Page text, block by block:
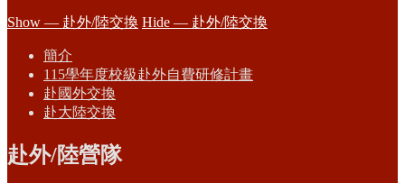
Show — 赴外/陸交換 Hide — 赴外/陸交換
簡介
115學年度校級赴外自費研修計畫
赴國外交換
赴大陸交換
赴外/陸營隊